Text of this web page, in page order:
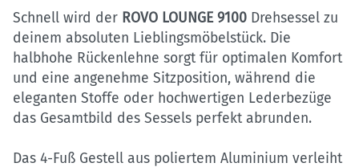
Schnell wird der ROVO LOUNGE 9100 Drehsessel zu
deinem absoluten Lieblingsmöbelstück. Die
halbhohe Rückenlehne sorgt für optimalen Komfort
und eine angenehme Sitzposition, während die
eleganten Stoffe oder hochwertigen Lederbezüge
das Gesamtbild des Sessels perfekt abrunden.
Das 4-Fuß Gestell aus poliertem Aluminium verleiht